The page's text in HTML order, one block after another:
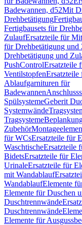
Badewannen, d52Mit
Drehbetätigung
Fertigbausets für
ZulaufErsatzteile für
für Drehbetätigung und
Drehbetätigung und
PushControlErsatzteile
Ventilstopfen
Ablaufgarnituren für
Badewannen
SpülsystemeGeberit
Systemwände
Tragsysteme
Zubehör
für WCsErsatzteile für
WaschtischeErsatzteile
BidetsErsatzteile für
UrinaleErsatzteile für
mit Wandablauf
WandablaufElemente
Elemente für Duschen
Duschtrennwände
Duschtrennwände
Elemente für